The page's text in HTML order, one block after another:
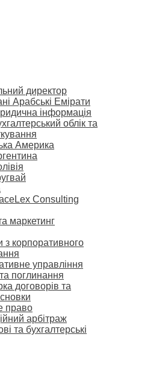
директор
Арабські Емірати
інформація
облік та
Америка
Consulting
маркетинг
з корпоративного
управління
поглинання
договорів та
право
арбітраж
та бухгалтерські